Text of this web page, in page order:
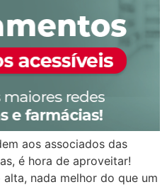
aos associados das
é hora de aproveitar!
nada melhor do que um